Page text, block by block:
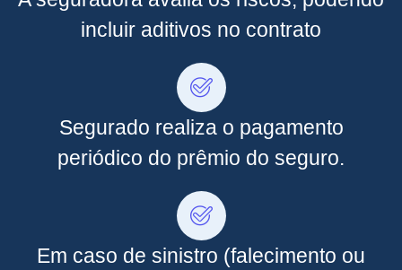
incluir aditivos no contrato
Segurado realiza o pagamento
periódico do prêmio do seguro.
Em caso de sinistro (falecimento ou